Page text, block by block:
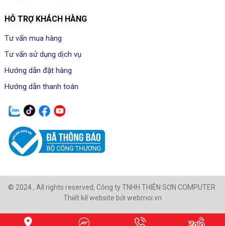
HỖ TRỢ KHÁCH HÀNG
Tư vấn mua hàng
Tư vấn sử dụng dịch vụ
Hướng dẫn đặt hàng
Hướng dẫn thanh toán
© 2024 , All rights reserved, Công ty TNHH THIÊN SƠN COMPUTER.
Thiết kế website bởi webmoi.vn